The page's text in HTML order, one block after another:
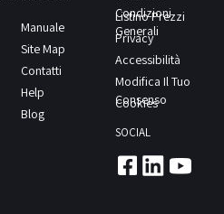
Manuale
Site Map
Contatti
Help
Blog
Condizioni
Generali
Listino Prezzi
Privacy
Accessibilità
Modifica Il Tuo
Consenso
Cookies
SOCIAL